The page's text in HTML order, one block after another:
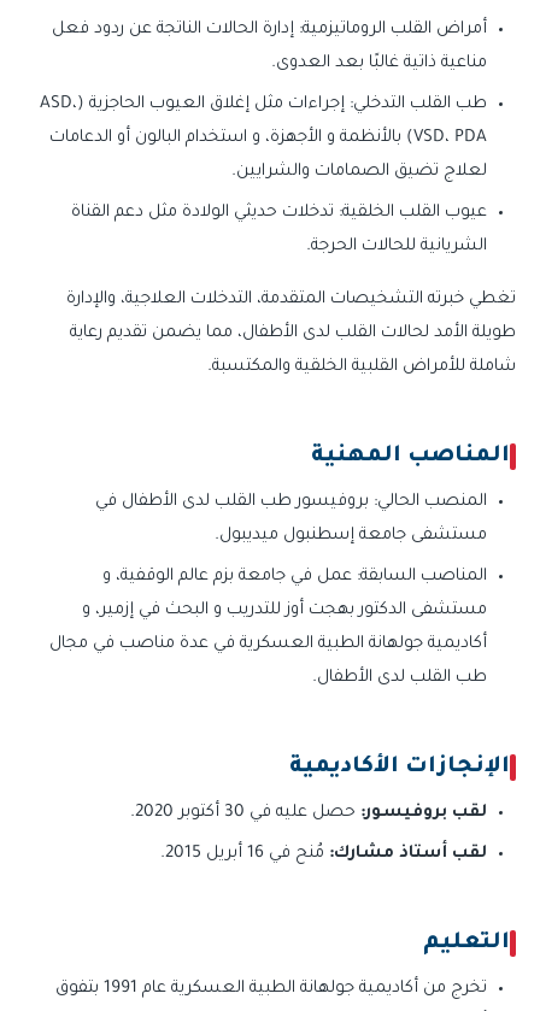
أمراض القلب الروماتيزمية: إدارة الحالات الناتجة عن ردود فعل
مناعية ذاتية غالبًا بعد العدوى.
طب القلب التدخلي: إجراءات مثل إغلاق العيوب الحاجزية (ASD،
VSD، PDA) بالأنظمة و الأجهزة، و استخدام البالون أو الدعامات
لعلاج تضيق الصمامات والشرايين.
عيوب القلب الخلقية: تدخلات حديثي الولادة مثل دعم القناة
الشريانية للحالات الحرجة.
تغطي خبرته التشخيصات المتقدمة، التدخلات العلاجية، والإدارة
طويلة الأمد لحالات القلب لدى الأطفال، مما يضمن تقديم رعاية
شاملة للأمراض القلبية الخلقية والمكتسبة.
المناصب المهنية
المنصب الحالي: بروفيسور طب القلب لدى الأطفال في
مستشفى جامعة إسطنبول ميديبول.
المناصب السابقة: عمل في جامعة بزم عالم الوقفية، و
مستشفى الدكتور بهجت أوز للتدريب و البحث في إزمير، و
أكاديمية جولهانة الطبية العسكرية في عدة مناصب في مجال
طب القلب لدى الأطفال.
الإنجازات الأكاديمية
لقب بروفيسور: حصل عليه في 30 أكتوبر 2020.
لقب أستاذ مشارك: مُنح في 16 أبريل 2015.
التعليم
تخرج من أكاديمية جولهانة الطبية العسكرية عام 1991 بتفوق